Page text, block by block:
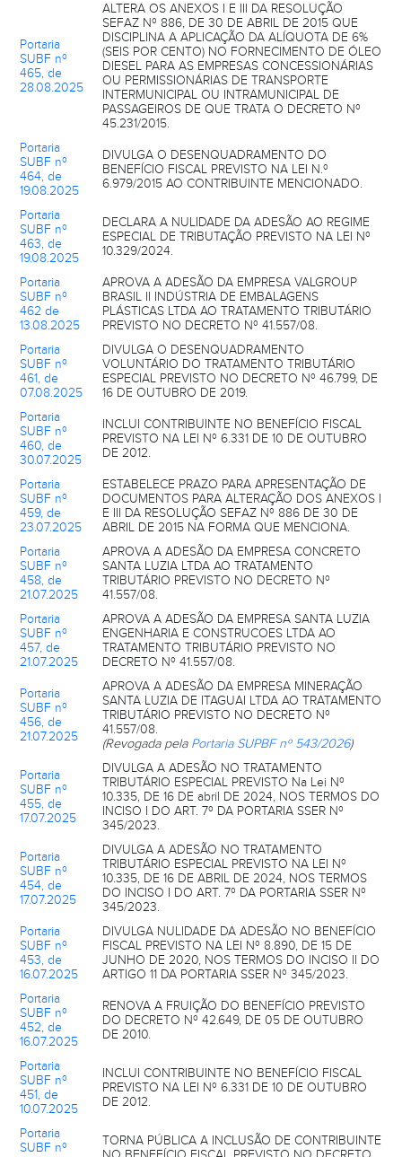
Portaria
SUBF nº
465, de
28.08.2025
ALTERA OS ANEXOS I E III DA RESOLUÇÃO
SEFAZ Nº 886, DE 30 DE ABRIL DE 2015 QUE
DISCIPLINA A APLICAÇÃO DA ALÍQUOTA DE 6%
(SEIS POR CENTO) NO FORNECIMENTO DE ÓLEO
DIESEL PARA AS EMPRESAS CONCESSIONÁRIAS
OU PERMISSIONÁRIAS DE TRANSPORTE
INTERMUNICIPAL OU INTRAMUNICIPAL DE
PASSAGEIROS DE QUE TRATA O DECRETO Nº
45.231/2015.
Portaria
SUBF nº
464, de
19.08.2025
DIVULGA O DESENQUADRAMENTO DO
BENEFÍCIO FISCAL PREVISTO NA LEI N.º
6.979/2015 AO CONTRIBUINTE MENCIONADO.
Portaria
SUBF nº
463, de
19.08.2025
DECLARA A NULIDADE DA ADESÃO AO REGIME
ESPECIAL DE TRIBUTAÇÃO PREVISTO NA LEI Nº
10.329/2024.
Portaria
SUBF nº
462 de
13.08.2025
APROVA A ADESÃO DA EMPRESA VALGROUP
BRASIL II INDÚSTRIA DE EMBALAGENS
PLÁSTICAS LTDA AO TRATAMENTO TRIBUTÁRIO
PREVISTO NO DECRETO Nº 41.557/08.
Portaria
SUBF nº
461, de
07.08.2025
DIVULGA O DESENQUADRAMENTO
VOLUNTÁRIO DO TRATAMENTO TRIBUTÁRIO
ESPECIAL PREVISTO NO DECRETO Nº 46.799, DE
16 DE OUTUBRO DE 2019.
Portaria
SUBF nº
460, de
30.07.2025
INCLUI CONTRIBUINTE NO BENEFÍCIO FISCAL
PREVISTO NA LEI Nº 6.331 DE 10 DE OUTUBRO
DE 2012.
Portaria
SUBF nº
459, de
23.07.2025
ESTABELECE PRAZO PARA APRESENTAÇÃO DE
DOCUMENTOS PARA ALTERAÇÃO DOS ANEXOS I
E III DA RESOLUÇÃO SEFAZ Nº 886 DE 30 DE
ABRIL DE 2015 NA FORMA QUE MENCIONA.
Portaria
SUBF nº
458, de
21.07.2025
APROVA A ADESÃO DA EMPRESA CONCRETO
SANTA LUZIA LTDA AO TRATAMENTO
TRIBUTÁRIO PREVISTO NO DECRETO Nº
41.557/08.
Portaria
SUBF nº
457, de
21.07.2025
APROVA A ADESÃO DA EMPRESA SANTA LUZIA
ENGENHARIA E CONSTRUCOES LTDA AO
TRATAMENTO TRIBUTÁRIO PREVISTO NO
DECRETO Nº 41.557/08.
Portaria
SUBF nº
456, de
21.07.2025
APROVA A ADESÃO DA EMPRESA MINERAÇÃO
SANTA LUZIA DE ITAGUAI LTDA AO TRATAMENTO
TRIBUTÁRIO PREVISTO NO DECRETO Nº
41.557/08.
(Revogada pela Portaria SUPBF nº 543/2026)
Portaria
SUBF nº
455, de
17.07.2025
DIVULGA A ADESÃO NO TRATAMENTO
TRIBUTÁRIO ESPECIAL PREVISTO Na Lei Nº
10.335, DE 16 DE abril DE 2024, NOS TERMOS DO
INCISO I DO ART. 7º DA PORTARIA SSER Nº
345/2023.
Portaria
SUBF nº
454, de
17.07.2025
DIVULGA A ADESÃO NO TRATAMENTO
TRIBUTÁRIO ESPECIAL PREVISTO NA LEI Nº
10.335, DE 16 DE ABRIL DE 2024, NOS TERMOS
DO INCISO I DO ART. 7º DA PORTARIA SSER Nº
345/2023.
Portaria
SUBF nº
453, de
16.07.2025
DIVULGA NULIDADE DA ADESÃO NO BENEFÍCIO
FISCAL PREVISTO NA LEI Nº 8.890, DE 15 DE
JUNHO DE 2020, NOS TERMOS DO INCISO II DO
ARTIGO 11 DA PORTARIA SSER Nº 345/2023.
Portaria
SUBF nº
452, de
16.07.2025
RENOVA A FRUIÇÃO DO BENEFÍCIO PREVISTO
DO DECRETO Nº 42.649, DE 05 DE OUTUBRO
DE 2010.
Portaria
SUBF nº
451, de
10.07.2025
INCLUI CONTRIBUINTE NO BENEFÍCIO FISCAL
PREVISTO NA LEI Nº 6.331 DE 10 DE OUTUBRO
DE 2012.
Portaria
SUBF nº
TORNA PÚBLICA A INCLUSÃO DE CONTRIBUINTE